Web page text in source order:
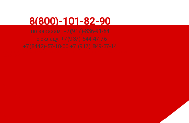
8(800)-101-82-90
по заказам: +7(917)-836-91-54
по складу: +7(937)-544-47-76
+7(8442)-57-18-00 +7 (917) 849-37-14